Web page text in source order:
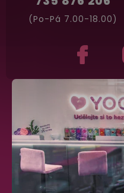
(Po-Pá 7.00-18.00)